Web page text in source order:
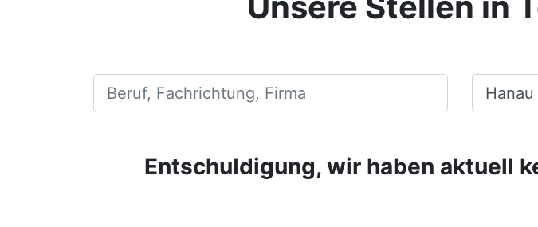
Beruf, Fachrichtung, Firma Ort, Stadt
Entschuldigung, wir haben aktuell